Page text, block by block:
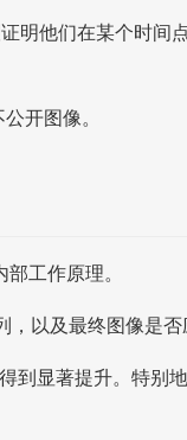
他们在某个时
开图像。
工作原理。
以及最终图像是
到显著提升。特别